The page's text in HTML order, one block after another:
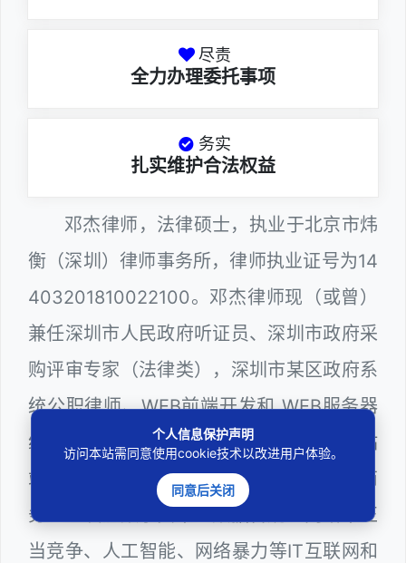
尽责
全力办理委托事项
务实
扎实维护合法权益
邓杰律师，法律硕士，执业于北京市炜
衡（深圳）律师事务所，律师执业证号为14
403201810022100。邓杰律师现（或曾）
兼任深圳市人民政府听证员、深圳市政府采
购评审专家（法律类），深圳市某区政府系
统公职律师、WEB前端开发和 WEB服务器
维护工程师、计算机信息网络安全员和网站
站长多年，在软件程序、网络游戏、电子商
务、区块链数字货币、数据合规、网络不正
当竞争、人工智能、网络暴力等IT互联网和
个人信息保护声明
访问本站需同意使用cookie技术以改进用户体验。
同意后关闭